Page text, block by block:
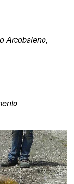
Arcobalenò,